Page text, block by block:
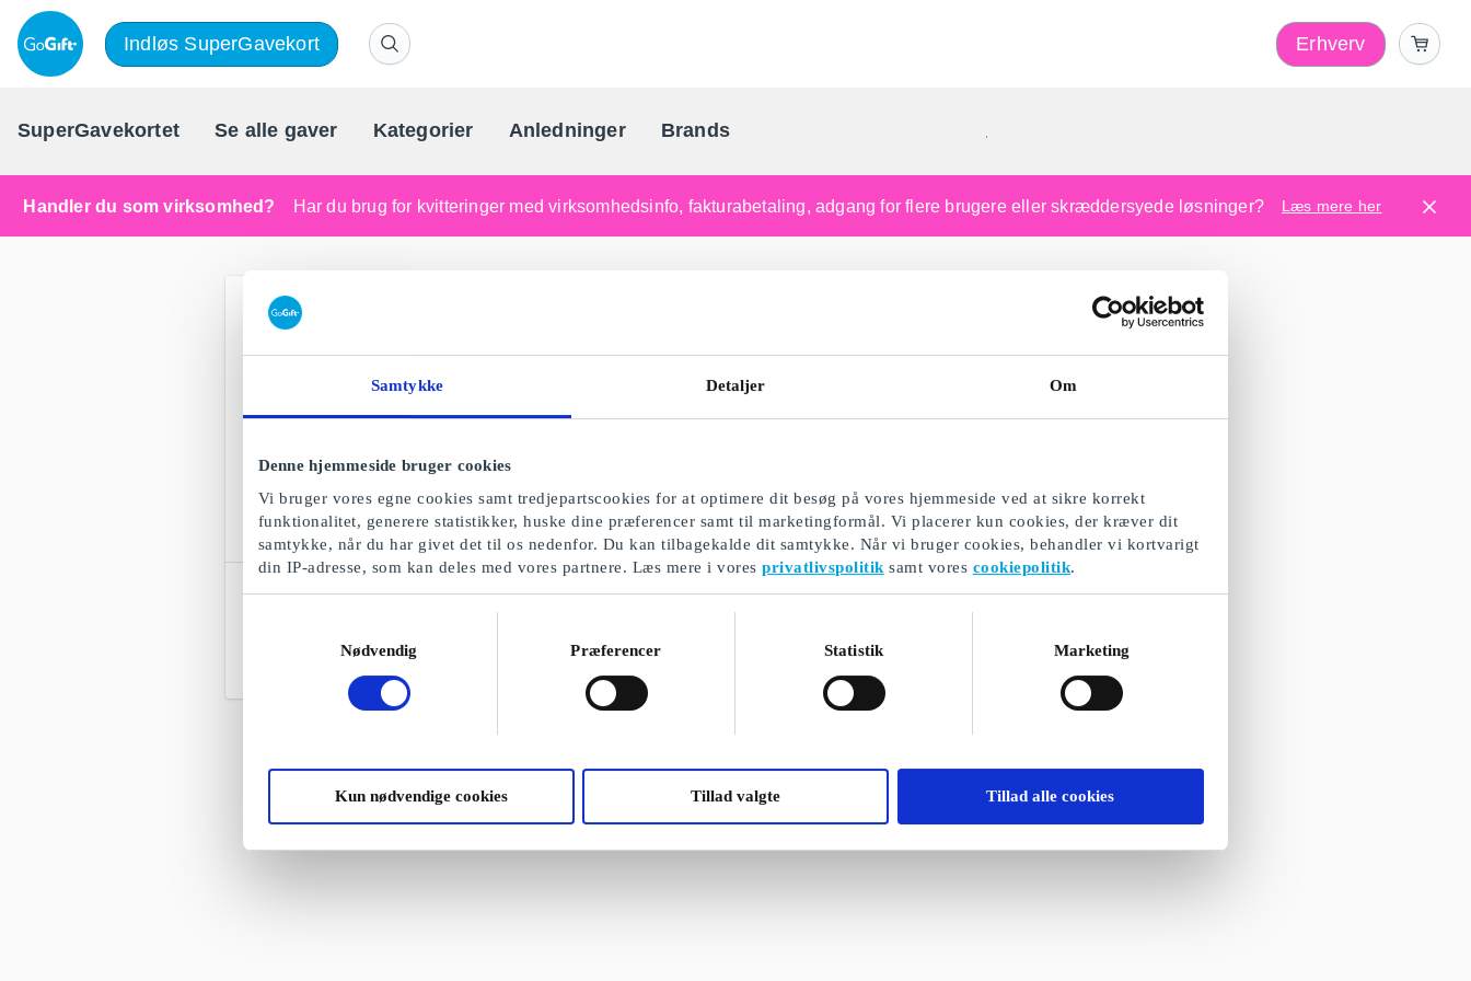
Samtykke Detaljer Om
Denne hjemmeside bruger cookies
Vi bruger vores egne cookies samt tredjepartscookies for at optimere dit besøg på vores hjemmeside ved at sikre korrekt
funktionalitet, generere statistikker, huske dine præferencer samt til marketingformål. Vi placerer kun cookies, der kræver dit
samtykke, når du har givet det til os nedenfor. Du kan tilbagekalde dit samtykke. Når vi bruger cookies, behandler vi kortvarigt
din IP-adresse, som kan deles med vores partnere. Læs mere i voresprivatlivspolitik samt vores cookiepolitik.
Nødvendig
Præferencer Statistik Marketing
Kun nødvendige cookies Tillad valgte Tillad alle cookies
Indløs SuperGavekort Erhverv
SuperGavekortet Se alle gaver Kategorier Anledninger Brands Danmarks gaveportal nr. 1
Handler du som virksomhed? Har du brug for kvitteringer med virksomhedsinfo, fakturabetaling, adgang for flere brugere eller skræddersyede løsninger? Læs mere her
Fitnessnord DK Gavekort